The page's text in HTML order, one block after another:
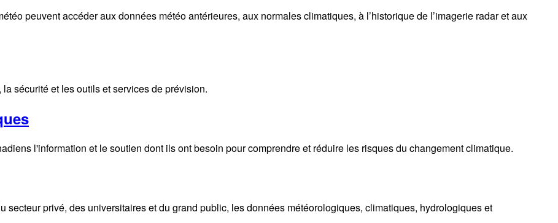
peuvent accéder aux données météo antérieures, aux normales climatiques, à l’historique de l’imagerie radar et aux
sécurité et les outils et services de prévision.
l'information et le soutien dont ils ont besoin pour comprendre et réduire les risques du changement climatique.
privé, des universitaires et du grand public, les données météorologiques, climatiques, hydrologiques et